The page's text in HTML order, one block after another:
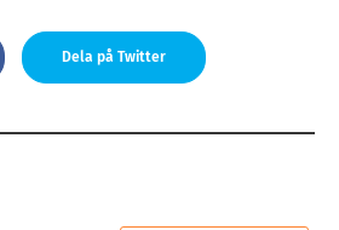
Dela på Twitter